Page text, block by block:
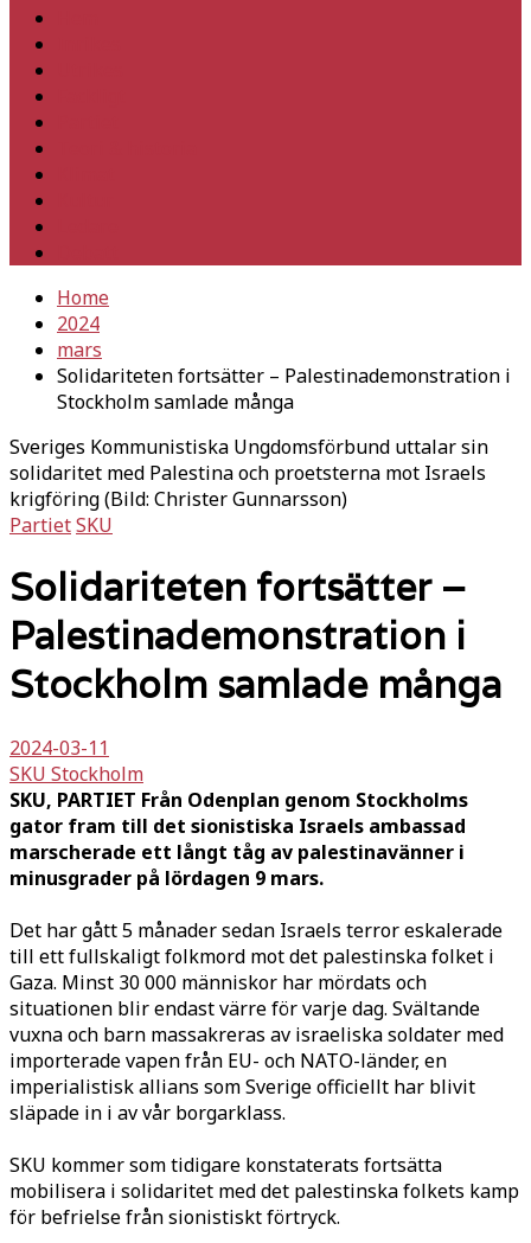
Home
2024
mars
Solidariteten fortsätter – Palestinademonstration i
Stockholm samlade många
Sveriges Kommunistiska Ungdomsförbund uttalar sin
solidaritet med Palestina och proetsterna mot Israels
krigföring (Bild: Christer Gunnarsson)
PartietSKU
Solidariteten fortsätter –
Palestinademonstration i
Stockholm samlade många
2024-03-11
SKU Stockholm
SKU, PARTIET Från Odenplan genom Stockholms
gator fram till det sionistiska Israels ambassad
marscherade ett långt tåg av palestinavänner i
minusgrader på lördagen 9 mars.
Det har gått 5 månader sedan Israels terror eskalerade
till ett fullskaligt folkmord mot det palestinska folket i
Gaza. Minst 30 000 människor har mördats och
situationen blir endast värre för varje dag. Svältande
vuxna och barn massakreras av israeliska soldater med
importerade vapen från EU- och NATO-länder, en
imperialistisk allians som Sverige officiellt har blivit
släpade in i av vår borgarklass.
SKU kommer som tidigare konstaterats fortsätta
mobilisera i solidaritet med det palestinska folkets kamp
för befrielse från sionistiskt förtryck.